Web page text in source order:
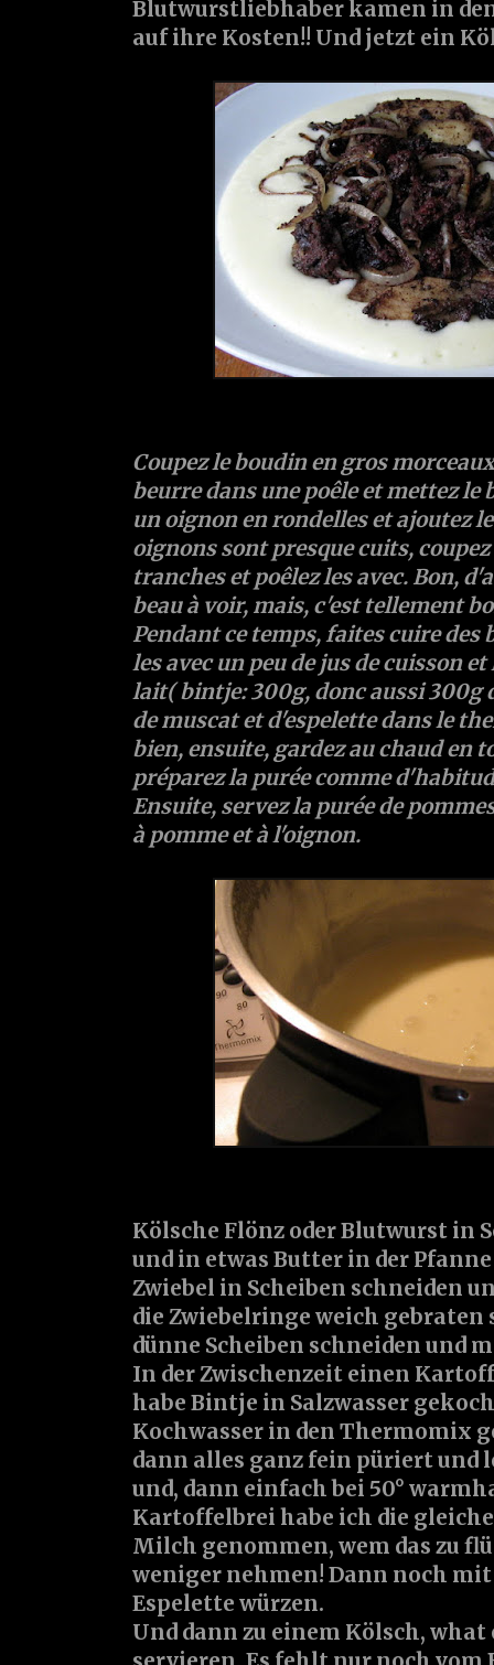
Blutwurstliebhaber kamen in
auf ihre Kosten!! Und jetzt ein
Coupez leboudinen gros
beurre dans une poêle et mettez le
unoignonen rondelles et ajoutez
oignons sont presque cuits,
tranches et poêlez les avec. Bon,
beau à voir, mais, c'est tellement
Pendant ce temps, faites cuire des
les avec un peu de jus de cuisson
lait( bintje: 300g, donc aussi 300g
de muscatet d'espelettedans le
bien, ensuite, gardez au chaud en
préparez la purée comme
Ensuite, servez la purée de
à pomme et à l'oignon.
Kölsche Flönz oderBlutwurst in
und in etwas Butter in der
Zwiebel in Scheiben schneiden
die Zwiebelringe weich gebraten
dünne Scheiben schneiden und
In der Zwischenzeit einen
habe Bintje in Salzwasser
Kochwasser in den Thermomix
dann alles ganz fein püriert und
und, dann einfach bei 50°
Kartoffelbrei habe ich die
Milch genommen, wem das zu
weniger nehmen! Dann noch
Espelette würzen.
Und dann zu einem Kölsch, what